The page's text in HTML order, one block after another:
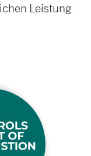
Leistung